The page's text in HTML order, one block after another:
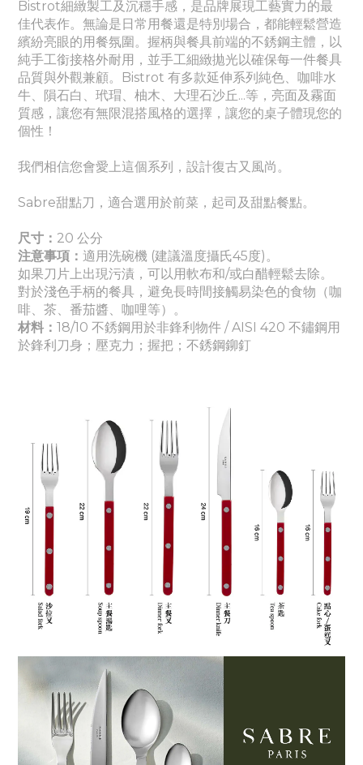
Bistrot細緻製工及沉穩手感，是品牌展現工藝實力的最
佳代表作。 無論是日常用餐還是特別場合，都能輕鬆營造
繽紛亮眼的用餐氛圍。 握柄與餐具前端的不銹鋼主體，以
純手工銜接格外耐用，並手工細緻拋光以確保每一件餐具
品質與外觀兼顧。Bistrot 有多款延伸系列純色、 咖啡水
牛、隕石白、玳瑁、柚木、大理石沙丘...等，亮面及霧面
質感 ，讓您有無限混搭風格的選擇，讓您的桌子體現您的
個性！
我們相信您會愛上這個系列，設計復古又風尚。
Sabre甜點刀，適合選用於前菜，起司及甜點餐點。
尺寸： 20 公分
注意事項： 適用洗碗機 (建議溫度攝氏45度)。
如果刀片上出現污漬，可以用軟布和/或白醋輕鬆去除。
對於淺色手柄的餐具，避免長時間接觸易染色的食物（咖
啡、茶、番茄醬、咖哩等）。
材料： 18/10 不銹鋼用於非鋒利物件 / AISI 420 不鏽鋼用
於鋒利刀身 ；壓克力 ；握把 ； 不銹鋼鉚釘